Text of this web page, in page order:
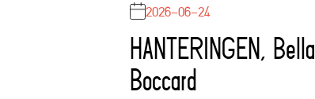
2026-06-24
HANTERINGEN, Bella
Boccard